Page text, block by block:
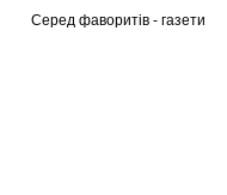
Серед фаворитів - газети